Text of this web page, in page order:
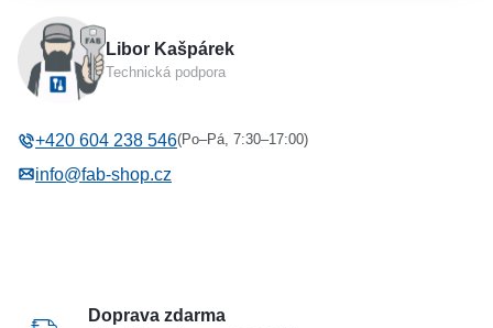
Výrobce
Typ příslušenstvíLibor Kašpárek
Technická podpora
+420 604 238 546(Po–Pá, 7:30–17:00)
info@fab-shop.cz
Doprava zdarma